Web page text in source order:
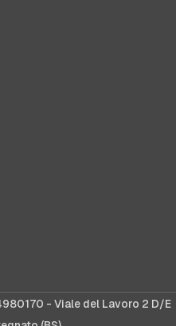
- Viale del Lavoro 2 D/E